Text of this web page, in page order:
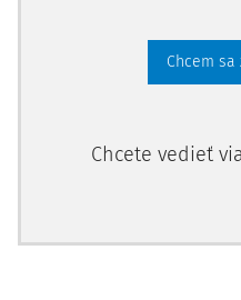
Chcem
Chcete vedieť